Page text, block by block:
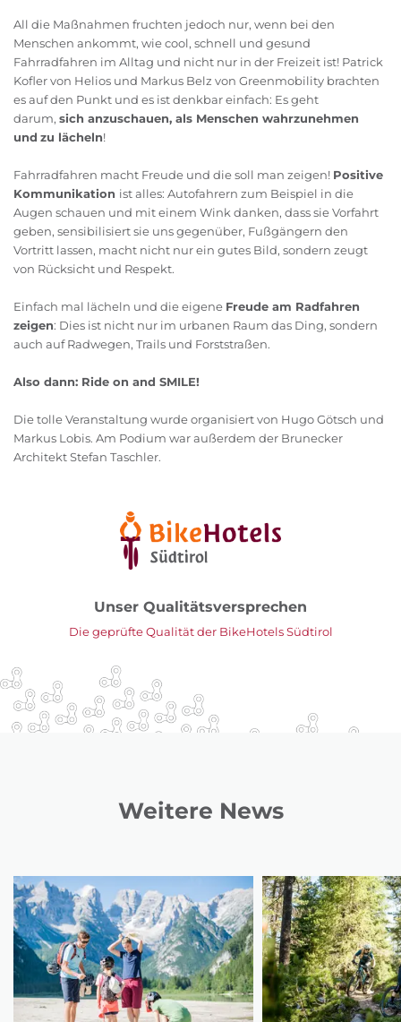
All die Maßnahmen fruchten jedoch nur, wenn bei den
Menschen ankommt, wie cool, schnell und gesund
Fahrradfahren im Alltag und nicht nur in der Freizeit ist! Patrick
Kofler von Helios und Markus Belz von Greenmobility brachten
es auf den Punkt und es ist denkbar einfach: Es geht
darum, sich anzuschauen, als Menschen wahrzunehmen
und zu lächeln!
Fahrradfahren macht Freude und die soll man zeigen! Positive
Kommunikation ist alles: Autofahrern zum Beispiel in die
Augen schauen und mit einem Wink danken, dass sie Vorfahrt
geben, sensibilisiert sie uns gegenüber, Fußgängern den
Vortritt lassen, macht nicht nur ein gutes Bild, sondern zeugt
von Rücksicht und Respekt.
Einfach mal lächeln und die eigene Freude am Radfahren
zeigen: Dies ist nicht nur im urbanen Raum das Ding, sondern
auch auf Radwegen, Trails und Forststraßen.
Also dann: Ride on and SMILE!
Die tolle Veranstaltung wurde organisiert von Hugo Götsch und
Markus Lobis. Am Podium war außerdem der Brunecker
Architekt Stefan Taschler.
Unser Qualitätsversprechen
Die geprüfte Qualität der BikeHotels Südtirol
Weitere News